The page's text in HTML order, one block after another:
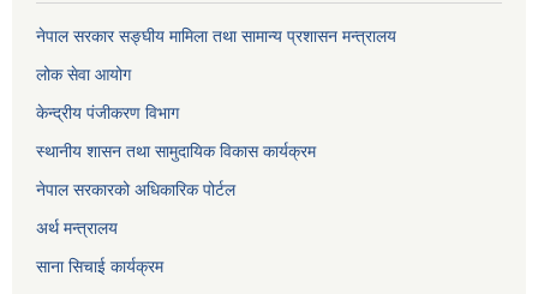
नेपाल सरकार सङ्घीय मामिला तथा सामान्य प्रशासन मन्त्रालय
लोक सेवा आयोग
केन्द्रीय पंजीकरण विभाग
स्थानीय शासन तथा सामुदायिक विकास कार्यक्रम
नेपाल सरकारको अधिकारिक पोर्टल
अर्थ मन्त्रालय
साना सिचाई कार्यक्रम